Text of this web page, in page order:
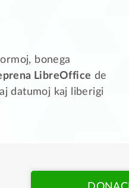
bonega
LibreOffice de
datumoj kaj liberigi